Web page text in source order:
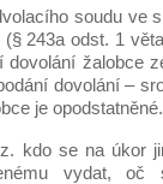
soudu ve
243a odst. 1
žalobce
dovolání –
je opodstatněné.
kdo se na úkor
vydat, oč